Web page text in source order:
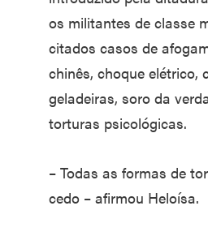
os militantes de classe
citados casos de
chinês, choque elétrico,
geladeiras, soro da
torturas psicológicas.
– Todas as formas de
cedo – afirmou Heloísa.